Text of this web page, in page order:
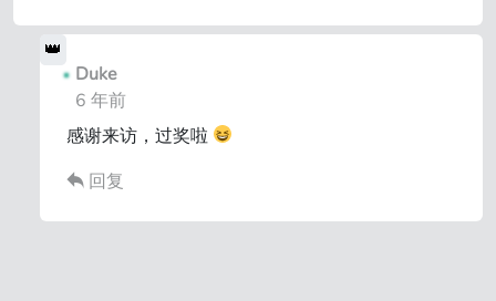
Duke
6 年前
感谢来访，过奖啦
回复